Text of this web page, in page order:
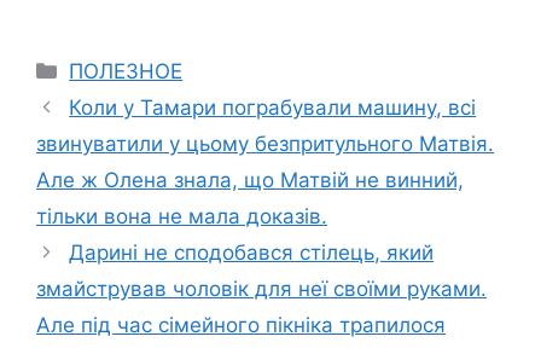
Categories
ПОЛЕЗНОЕ
Коли у Тамари пограбували машину, всі
звинуватили у цьому безпритульного Матвія.
Але ж Олена знала, що Матвій не винний,
тільки вона не мала доказів.
Дарині не сподобався стілець, який
змайстрував чоловік для неї своїми руками.
Але під час сімейного пікніка трапилося